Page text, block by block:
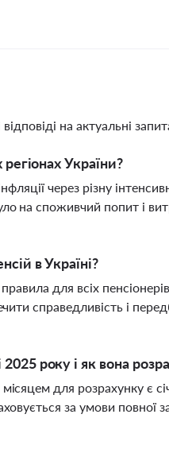
на актуальні
України?
через різну
на споживчий попит і
в Україні?
для всіх
справедливість і
року і як вона
для розрахунку є
за умови повної